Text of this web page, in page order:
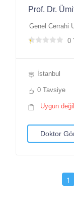
Prof. Dr.
Genel Cerrahi
0
İstanbul
0 Tavsiye
Uygun değil
Doktor
1